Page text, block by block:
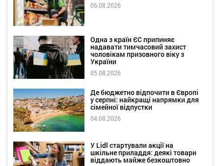
06.08.2026
Одна з країн ЄС припиняє
надавати тимчасовий захист
чоловікам призовного віку з
України
05.08.2026
Де бюджетно відпочити в Європі
у серпні: найкращі напрямки для
сімейної відпустки
04.08.2026
У Lidl стартували акції на
шкільне приладдя: деякі товари
віддають майже безкоштовно